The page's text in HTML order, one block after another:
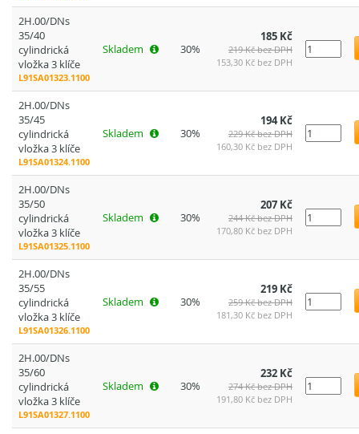
2H.00/DNs
35/40
cylindrická
vložka 3 klíče
L91SA01323.1100
Skladem 30%
185 Kč
219 Kč bez DPH
153,30 Kč bez DPH
2H.00/DNs
35/45
cylindrická
vložka 3 klíče
L91SA01324.1100
Skladem 30%
194 Kč
229 Kč bez DPH
160,30 Kč bez DPH
2H.00/DNs
35/50
cylindrická
vložka 3 klíče
L91SA01325.1100
Skladem 30%
207 Kč
244 Kč bez DPH
170,80 Kč bez DPH
2H.00/DNs
35/55
cylindrická
vložka 3 klíče
L91SA01326.1100
Skladem 30%
219 Kč
259 Kč bez DPH
181,30 Kč bez DPH
2H.00/DNs
35/60
cylindrická
vložka 3 klíče
L91SA01327.1100
Skladem 30%
232 Kč
274 Kč bez DPH
191,80 Kč bez DPH